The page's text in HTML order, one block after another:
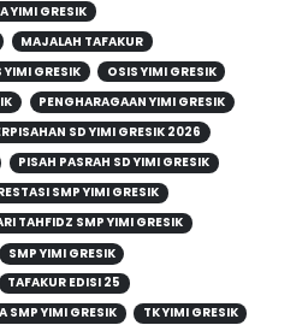
YIMI GRESIK
MAJALAH TAFAKUR
YIMI GRESIK
OSIS YIMI GRESIK
PENGHARAGAAN YIMI GRESIK
SD YIMI GRESIK 2026
PISAH PASRAH SD YIMI GRESIK
SMP YIMI GRESIK
TAHFIDZ SMP YIMI GRESIK
SMP YIMI GRESIK
TAFAKUR EDISI 25
SMP YIMI GRESIK
TK YIMI GRESIK